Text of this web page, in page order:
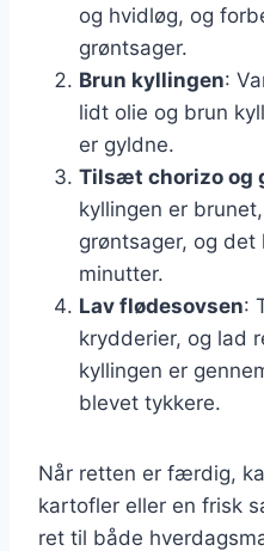
og hvidløg, og
grøntsager.
Brun kyllingen:
lidt olie og brun
er gyldne.
Tilsæt chorizo og
kyllingen er
grøntsager, og
minutter.
Lav flødesovsen:
krydderier, og lad
kyllingen er
blevet tykkere.
Når retten er færdig,
kartofler eller en frisk
ret til både